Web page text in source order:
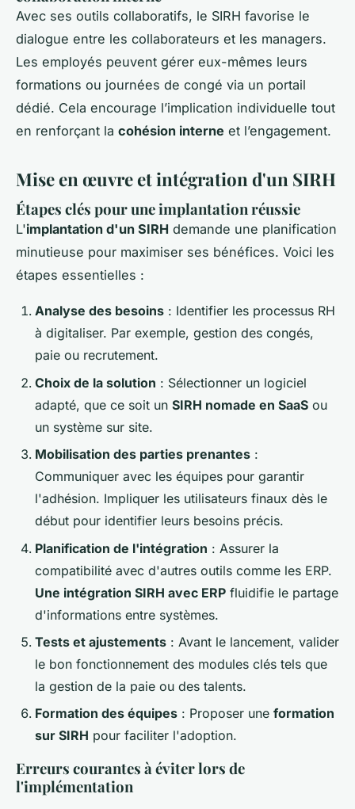
Avec ses outils collaboratifs, le SIRH favorise le
dialogue entre les collaborateurs et les managers.
Les employés peuvent gérer eux-mêmes leurs
formations ou journées de congé via un portail
dédié. Cela encourage l’implication individuelle tout
en renforçant la cohésion interne et l’engagement.
Mise en œuvre et intégration d'un SIRH
Étapes clés pour une implantation réussie
L'implantation d'un SIRH demande une planification
minutieuse pour maximiser ses bénéfices. Voici les
étapes essentielles :
Analyse des besoins : Identifier les processus RH
à digitaliser. Par exemple, gestion des congés,
paie ou recrutement.
Choix de la solution : Sélectionner un logiciel
adapté, que ce soit un SIRH nomade en SaaS ou
un système sur site.
Mobilisation des parties prenantes :
Communiquer avec les équipes pour garantir
l'adhésion. Impliquer les utilisateurs finaux dès le
début pour identifier leurs besoins précis.
Planification de l'intégration : Assurer la
compatibilité avec d'autres outils comme les ERP.
Une intégration SIRH avec ERP fluidifie le partage
d'informations entre systèmes.
Tests et ajustements : Avant le lancement, valider
le bon fonctionnement des modules clés tels que
la gestion de la paie ou des talents.
Formation des équipes : Proposer une formation
sur SIRH pour faciliter l'adoption.
Erreurs courantes à éviter lors de
l'implémentation